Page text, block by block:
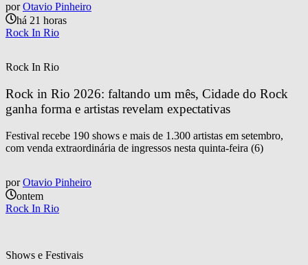
por Otavio Pinheiro
há 21 horas
Rock In Rio
Rock In Rio
Rock in Rio 2026: faltando um mês, Cidade do Rock
ganha forma e artistas revelam expectativas
Festival recebe 190 shows e mais de 1.300 artistas em setembro,
com venda extraordinária de ingressos nesta quinta-feira (6)
por Otavio Pinheiro
ontem
Rock In Rio
Shows e Festivais